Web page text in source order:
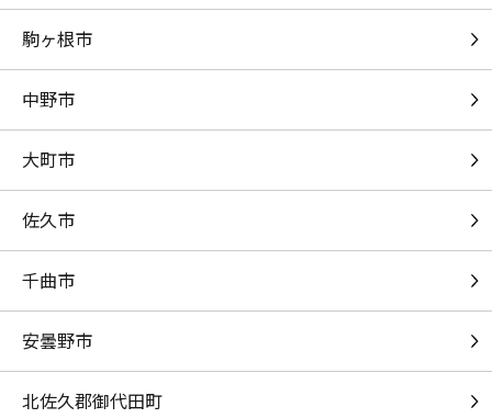
Vinyl
久保田利伸with NAOMI CAMPBELL
SAKURAスキップ
fourfolium(高田憂希/山口愛/戸田めぐみ/竹尾歩美)
福山雅治
駒ヶ根市
中野市
大町市
佐久市
千曲市
安曇野市
北佐久郡御代田町